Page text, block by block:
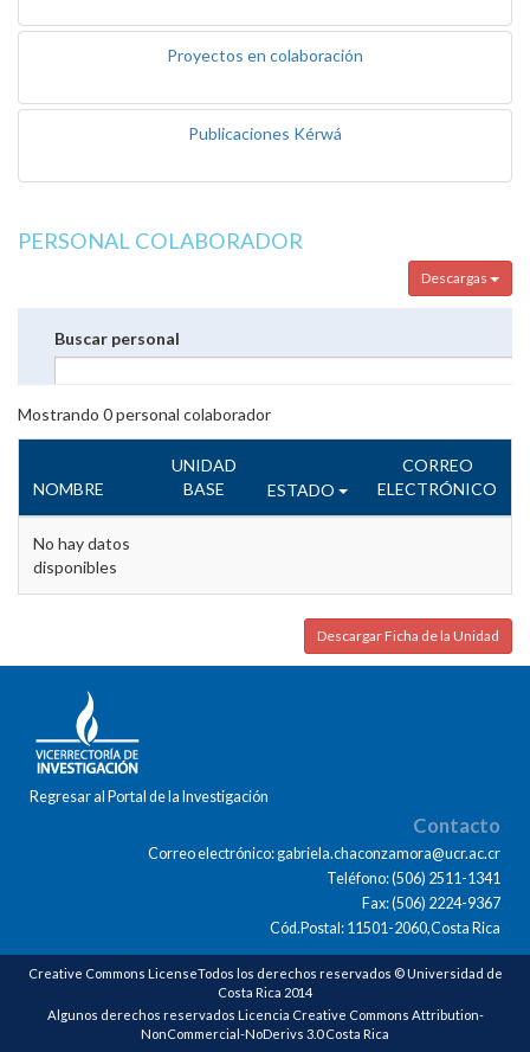
Proyectos en colaboración
Publicaciones Kérwá
PERSONAL COLABORADOR
Descargas
Buscar personal
Mostrando 0personal colaborador
NOMBRE
UNIDAD
BASE
ESTADO
CORREO
ELECTRÓNICO
No hay datos
disponibles
Descargar Ficha de la Unidad
Regresar al Portal de la Investigación
Contacto
Correo electrónico: gabriela.chaconzamora@ucr.ac.cr
Teléfono: (506) 2511-1341
Fax: (506) 2224-9367
Cód.Postal: 11501-2060,Costa Rica
Creative Commons LicenseTodos los derechos reservados © Universidad de
Costa Rica 2014
Algunos derechos reservados Licencia Creative Commons Attribution-
NonCommercial-NoDerivs 3.0 Costa Rica